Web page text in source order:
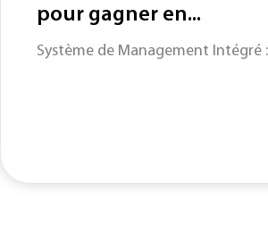
pour gagner en...
Système de Management Intégré